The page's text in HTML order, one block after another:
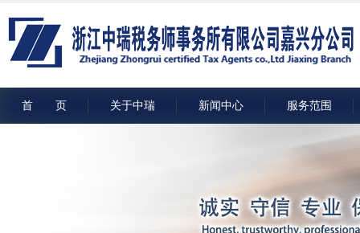
首 页 关于中瑞 新闻中心 服务范围